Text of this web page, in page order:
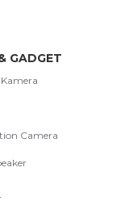
GADGET
Camera